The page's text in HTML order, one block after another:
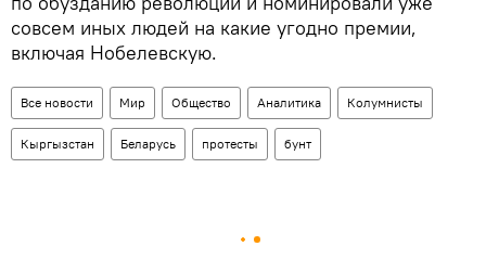
совсем иных людей на какие угодно премии,
включая Нобелевскую.
Все новости Мир Общество Аналитика Колумнисты
Кыргызстан Беларусь протесты бунт